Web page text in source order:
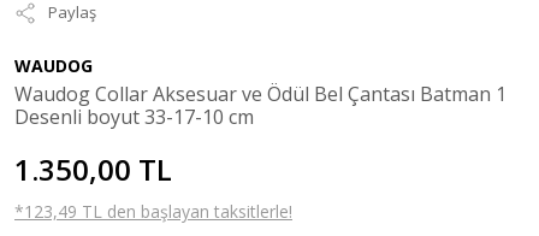
Paylaş
WAUDOG
Waudog Collar Aksesuar ve Ödül Bel Çantası Batman 1
Desenli boyut 33-17-10 cm
1.350,00 TL
*123,49 TL den başlayan taksitlerle!